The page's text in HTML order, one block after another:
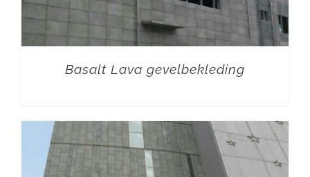
Basalt Lava gevelbekleding